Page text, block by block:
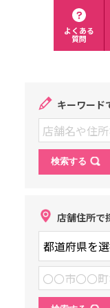
よくある
質問
キーワード
店舗住所で